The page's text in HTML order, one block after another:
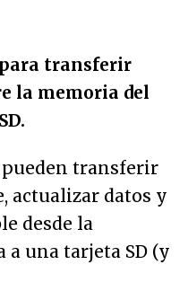
transferir
la memoria del
transferir
actualizar datos y
desde la
una tarjeta SD (y